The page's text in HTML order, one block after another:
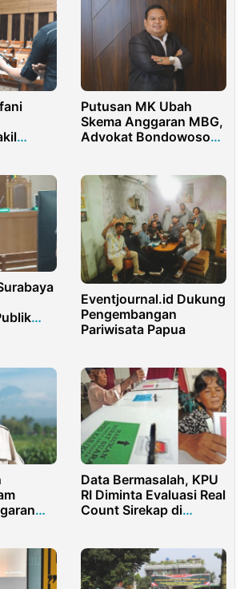
Putusan MK Ubah
Skema Anggaran MBG,
Advokat Bondowoso
Eventjournal.id Dukung
Pengembangan
Pariwisata Papua
Data Bermasalah, KPU
RI Diminta Evaluasi Real
Count Sirekap di